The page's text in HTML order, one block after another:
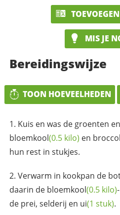
MIS JE
Bereidingswijze
TOON HOEVEELHEDEN
Kuis en was de groenten
bloemkool(0.5 kilo) en
hun rest in stukjes.
Verwarm in kookpan de
daarin de bloemkool(0.5 kilo)
de prei, selderij en ui(1 stuk).